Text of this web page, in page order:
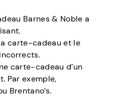
Barnes & Noble a
carte-cadeau et le
carte-cadeau d’un
Par exemple,
Brentano’s.